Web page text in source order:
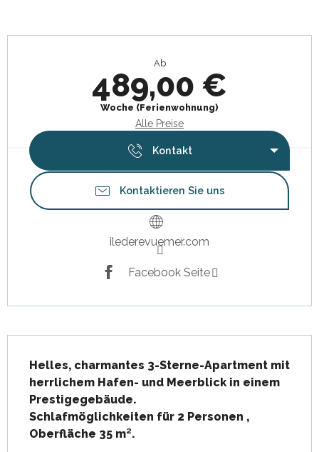
Ab
489,00 €
Woche (Ferienwohnung)
Alle Preise
Kontakt
Kontaktieren Sie uns
ilederevuemer.com
Facebook Seite
Helles, charmantes 3-Sterne-Apartment mit
herrlichem Hafen- und Meerblick in einem
Prestigegebäude.
Schlafmöglichkeiten für 2 Personen ,
Oberfläche 35 m².